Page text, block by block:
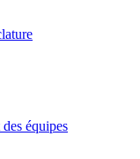
équipes